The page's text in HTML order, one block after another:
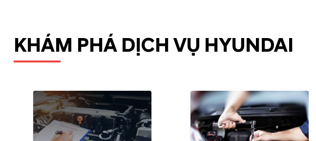
KHÁM PHÁ DỊCH VỤ HYUNDAI